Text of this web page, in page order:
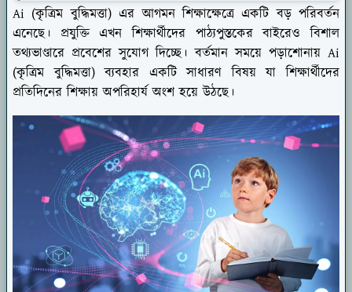
Ai (কৃত্রিম বুদ্ধিমত্তা) এর আগমন শিক্ষাক্ষেত্রে একটি বড় পরিবর্তন
এনেছে। প্রযুক্তি এখন শিক্ষার্থীদের পাঠ্যপুস্তকের বাইরেও বিশাল
তথ্যভাণ্ডারে প্রবেশের সুযোগ দিচ্ছে। বর্তমান সময়ে পড়াশোনায় Ai
(কৃত্রিম বুদ্ধিমত্তা) ব্যবহার একটি সাধারণ বিষয় যা শিক্ষার্থীদের
প্রতিদিনের শিক্ষায় অপরিহার্য অংশ হয়ে উঠছে।